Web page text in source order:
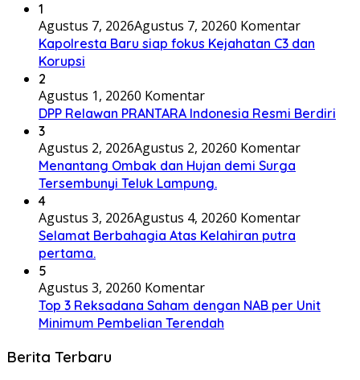
1
Agustus 7, 2026Agustus 7, 20260 Komentar
Kapolresta Baru siap fokus Kejahatan C3 dan
Korupsi
2
Agustus 1, 20260 Komentar
DPP Relawan PRANTARA Indonesia Resmi Berdiri
3
Agustus 2, 2026Agustus 2, 20260 Komentar
Menantang Ombak dan Hujan demi Surga
Tersembunyi Teluk Lampung.
4
Agustus 3, 2026Agustus 4, 20260 Komentar
Selamat Berbahagia Atas Kelahiran putra
pertama.
5
Agustus 3, 20260 Komentar
Top 3 Reksadana Saham dengan NAB per Unit
Minimum Pembelian Terendah
Berita Terbaru